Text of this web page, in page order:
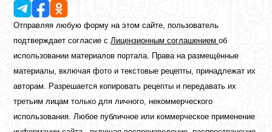
Отправляя любую форму на этом сайте, пользователь
подтверждает согласие сЛицензионным соглашениемоб
использовании материалов портала. Права на размещённые
материалы, включая фото и текстовые рецепты, принадлежат их
авторам. Разрешается копировать рецепты и передавать их
третьим лицам только для личного, некоммерческого
использования. Любое публичное или коммерческое применение